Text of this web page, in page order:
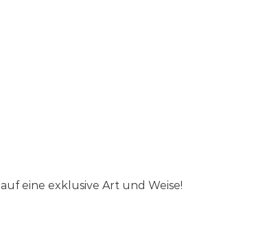
auf eine exklusive Art und Weise!